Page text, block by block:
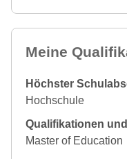
Meine
Höchster
Hochschule
Qualifikationen
Master of Education